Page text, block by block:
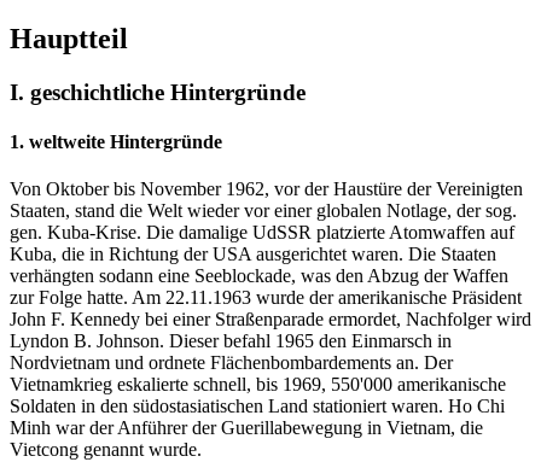
Hauptteil
I. geschichtliche Hintergründe
1. weltweite Hintergründe
Von Oktober bis November 1962, vor der Haustüre der Vereinigten
Staaten, stand die Welt wieder vor einer globalen Notlage, der sog.
gen. Kuba-Krise. Die damalige UdSSR platzierte Atomwaffen auf
Kuba, die in Richtung der USA ausgerichtet waren. Die Staaten
verhängten sodann eine Seeblockade, was den Abzug der Waffen
zur Folge hatte. Am 22.11.1963 wurde der amerikanische Präsident
John F. Kennedy bei einer Straßenparade ermordet, Nachfolger wird
Lyndon B. Johnson. Dieser befahl 1965 den Einmarsch in
Nordvietnam und ordnete Flächenbombardements an. Der
Vietnamkrieg eskalierte schnell, bis 1969, 550'000 amerikanische
Soldaten in den südostasiatischen Land stationiert waren. Ho Chi
Minh war der Anführer der Guerillabewegung in Vietnam, die
Vietcong genannt wurde.